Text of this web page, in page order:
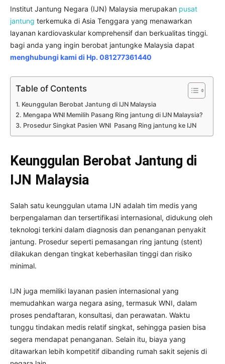
Institut Jantung Negara (IJN) Malaysia merupakan pusat
jantung terkemuka di Asia Tenggara yang menawarkan
layanan kardiovaskular komprehensif dan berkualitas tinggi.
bagi anda yang ingin berobat jantungke Malaysia dapat
menghubungi kami di Hp. 081277361440
Table of Contents
Keunggulan Berobat Jantung di IJN Malaysia
Mengapa WNI Memilih Pasang Ring jantung di IJN Malaysia?
Prosedur Singkat Pasien WNI Pasang Ring jantung ke IJN
Keunggulan Berobat Jantung di
IJN Malaysia
Salah satu keunggulan utama IJN adalah tim medis yang
berpengalaman dan tersertifikasi internasional, didukung oleh
teknologi terkini dalam diagnosis dan penanganan penyakit
jantung. Prosedur seperti pemasangan ring jantung (stent)
dilakukan dengan tingkat keberhasilan tinggi dan risiko
minimal.
IJN juga memiliki layanan pasien internasional yang
memudahkan warga negara asing, termasuk WNI, dalam
proses pendaftaran, konsultasi, dan perawatan. Waktu
tunggu tindakan medis relatif singkat, sehingga pasien bisa
segera mendapat penanganan. Selain itu, biaya yang
ditawarkan lebih kompetitif dibanding rumah sakit sejenis di